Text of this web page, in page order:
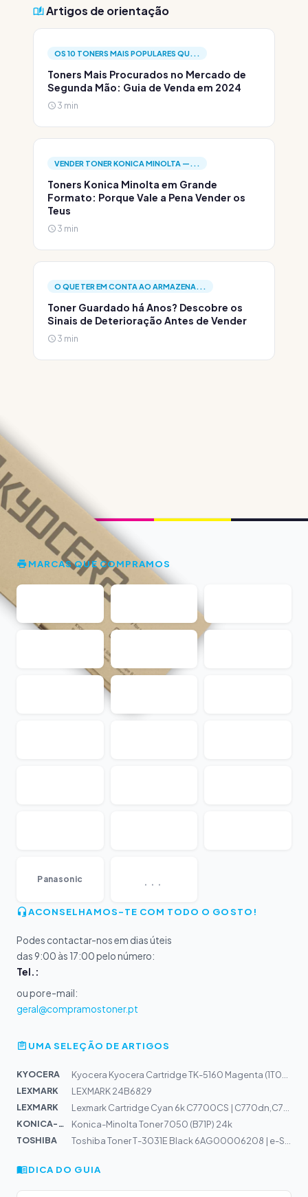
Artigos de orientação
OS 10 TONERS MAIS POPULARES QU...
Toners Mais Procurados no Mercado de
Segunda Mão: Guia de Venda em 2024
3 min
VENDER TONER KONICA MINOLTA —...
Toners Konica Minolta em Grande
Formato: Porque Vale a Pena Vender os
Teus
3 min
O QUE TER EM CONTA AO ARMAZENA...
Toner Guardado há Anos? Descobre os
Sinais de Deterioração Antes de Vender
3 min
MARCAS QUE COMPRAMOS
Panasonic ...
ACONSELHAMOS-TE COM TODO O GOSTO!
Podes contactar-nos em dias úteis
das 9:00 às 17:00 pelo número:
Tel.:
ou por e-mail:
geral@compramostoner.pt
UMA SELEÇÃO DE ARTIGOS
KYOCERA
Kyocera Kyocera Cartridge TK-5160 Magenta (1T02NTBNL0)
LEXMARK
LEXMARK 24B6829
LEXMARK
Lexmark Cartridge Cyan 6k C7700CS | C770dn,C772
KONICA-MIN...
Konica-Minolta Toner 7050 (B71P) 24k
TOSHIBA
Toshiba Toner T-3031E Black 6AG00006208 | e-Studio 307L...
DICA DO GUIA